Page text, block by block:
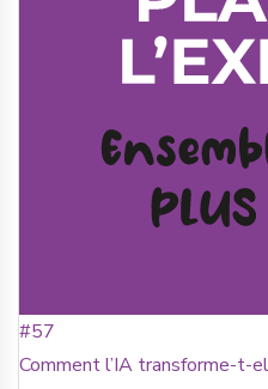
#57
Comment l’IA transforme-t-